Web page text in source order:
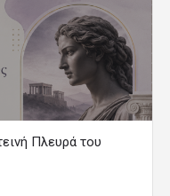
Πλευρά του